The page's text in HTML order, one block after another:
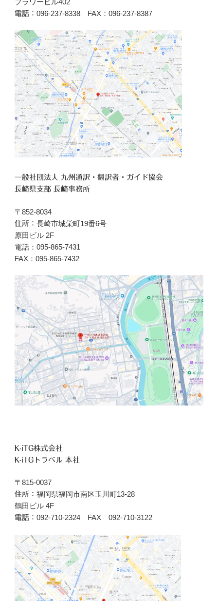
電話： 096‐237-8338 FAX：096-237-8387
一般社団法人 九州通訳・翻訳者・ガイド協会
長崎県支部 長崎事務所
〒852-8034
住所： 長崎市城栄町19番6号
原田ビル 2F
電話：095-865-7431
FAX：095-865-7432
K-iTG株式会社
K-iTGトラベル 本社
〒815-0037
住所： 福岡県福岡市南区玉川町13-28
鶴田ビル 4F
電話： 092-710-2324 FAX 092-710-3122